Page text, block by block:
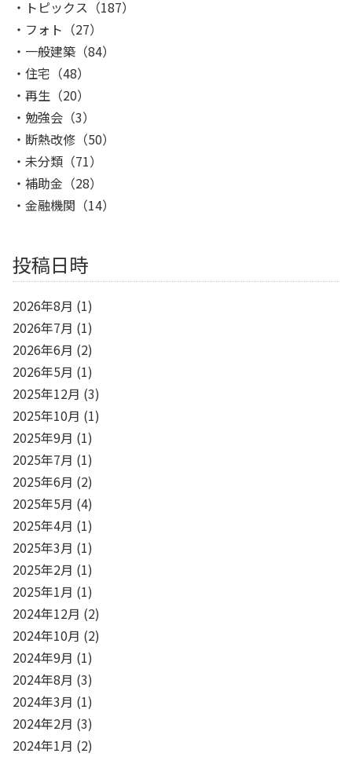
トピックス （187）
フォト （27）
一般建築 （84）
住宅 （48）
再生 （20）
勉強会 （3）
断熱改修 （50）
未分類 （71）
補助金 （28）
金融機関 （14）
投稿日時
2026年8月 (1)
2026年7月 (1)
2026年6月 (2)
2026年5月 (1)
2025年12月 (3)
2025年10月 (1)
2025年9月 (1)
2025年7月 (1)
2025年6月 (2)
2025年5月 (4)
2025年4月 (1)
2025年3月 (1)
2025年2月 (1)
2025年1月 (1)
2024年12月 (2)
2024年10月 (2)
2024年9月 (1)
2024年8月 (3)
2024年3月 (1)
2024年2月 (3)
2024年1月 (2)